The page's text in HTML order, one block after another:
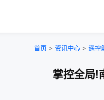
首页 > 资讯中心 > 遥控
掌控全局!